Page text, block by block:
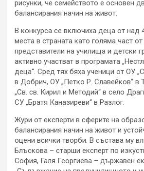
рисунки, че семейството е основен
балансирания начин на живот.
В конкурса се включиха деца от над
места в страната като голяма част от
представители на училища и детски
активно участват в програмата
деца“. Сред тях бяха ученици от ОУ
в Добрич, ОУ „Петко Р. Славейков“ в
„Св. св. Кирил и Методий“ в село
СУ „Братя Каназиреви“ в Разлог.
Жури от експерти в сферите на
балансирания начин на живот и
оцени всички творби. В състава му
Блъскова – старши експерт по
София, Галя Георгиева – държавен